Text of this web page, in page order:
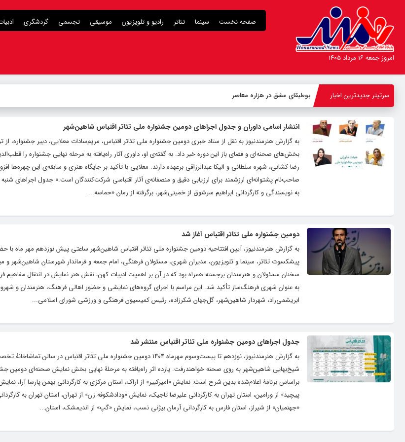
صفحه نخست سینما تئاتر رادیو و تلویزیون موسیقی تجسمی گردشگری
امروز جمعه ۱۶ مرداد ۱۴۰۵
سرتیتر جدیدترین اخبار بوطیقای عشق در هزاره معاصر
انتشار اسامی داوران و جدول اجراهای دومین جشنواره ملی تئاتر اقتباس شاهین‌شهر
به گزارش هنرمندنیوز به نقل از ستاد خبری دومین جشنواره ملی تئاتر اقتباس، مریم‌سادات معلایی، دبیر جشنواره،
بخش‌های صحنه‌ای و فضای باز این دوره خبر داد. به گفته‌ی او، داوری آثار راه‌یافته به مرحله نهایی جشنواره را
رضا کشانی، شهره سلطانی و الیکا عبدالرزاقی برعهده دارند. معلایی با تأکید بر جایگاه هنری و سابقه‌ی این چهره‌ها
به نویسندگی و کارگردانی ابراهیم سرشوق از خمینی‌شهر، برگرفته از رمان «حماسه...
دومین جشنواره ملی تئاتر اقتباس آغاز شد
به گزارش هنرمندنیوز، آیین افتتاحیه دومین جشنواره ملی تئاتر اقتباس شاهین‌شهر ساعتی پیش نوزدهم مهر ماه با
پیشکسوت تئاتر، سینما و تلویزیون، مدیران شهری، مسئولان فرهنگی، امام جمعه و فرماندار شهرستان شاهین‌شهر و
سخنان مسئولان و هنرمندان برجسته همراه بود که در آن بر اهمیت ادبیات کهن، نقش هنر نمایش در انتقال مفاهیم
به عنوان شهری فرهنگ‌ساز تأکید شد. این مراسم با اجرای گروه‌های نمایشی و حضور اهالی فرهنگ، هنرمندان و
ابریشمی‌راد، شهردار شاهین‌شهر، گل‌جهان شکرزاده، رئیس کمیسیون فرهنگی و ورزشی شورای اسلامی...
جدول اجراهای دومین جشنواره ملی تئاتر اقتباس منتشر شد
به گزارش هنرمندنیوز، نوزدهم تا بیست‌وسوم مهرماه ۱۴۰۴ دومین جشنواره ملی تئاتر اقتباس در سالن
شیخ‌بهایی شاهین‌شهر به روی صحنه خواهندرفت. یازده اثر راه‌یافته به مرحلۀ نهایی بخش نمایش صحنه‌ای دومین
براساس برنامۀ اعلام‌شده بدین شرح است: نمایش «امیرکبیر» از اراک، استان مرکزی به کارگردانی بهمن پارسا آرا،
پیچید» از ورامین، استان تهران به کارگردانی علیرضا تاجیک، نمایش «ودادشکوفه زن» از تهران، استان تهران به
«جهنمیان» از شیراز، استان فارس به کارگردانی آرمان بیژنی نسب، نمایش «گپ» از اندیمشک، استان...